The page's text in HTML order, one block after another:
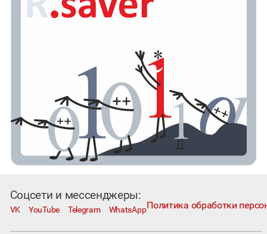
Соцсети и мессенджеры:
VK YouTube Telegram WhatsAppПолитика обработки